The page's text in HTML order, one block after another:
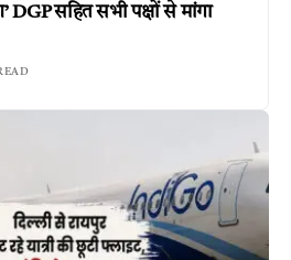
DGP सहित सभी पक्षों से मांगा